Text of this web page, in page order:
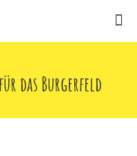
das Burgerfeld